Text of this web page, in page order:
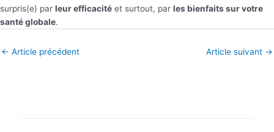
surpris(e) par leur efficacité et surtout, par les bienfaits sur votre
santé globale.
← Article précédent Article suivant →